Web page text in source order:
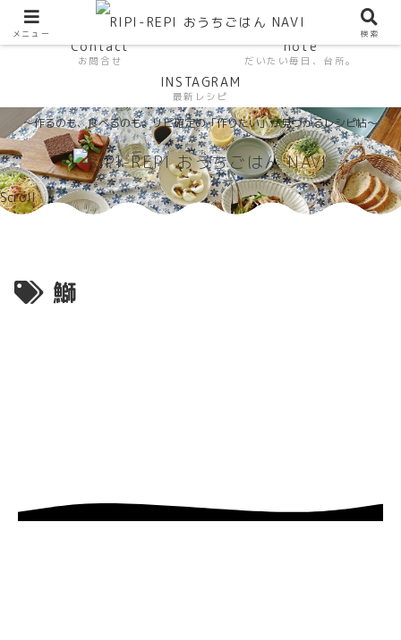
〜作るのも、食べるのも。リピ確定の「作りたい」が見つかるレシピ帖〜
Scroll
HOME HP おうちごはんラボ
Contact
お問合せ
note
だいたい毎日、台所。
INSTAGRAM
最新レシピ
鰤
メニュー 検索